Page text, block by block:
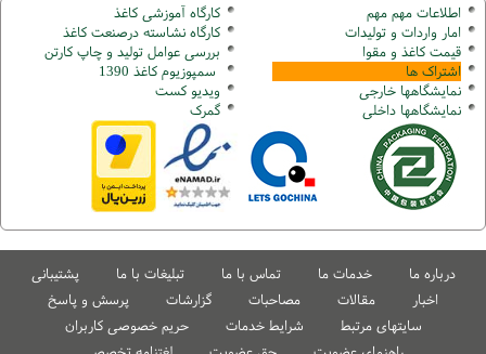
اطلاعات مهم مهم
امار واردات و تولیدات
قیمت کاغذ و مقوا
اشتراک ها
نمایشگاهها خارجی
نمایشگاهها داخلی
کارگاه آموزشی کاغذ
کارگاه نشاسته درصنعت کاغذ
بررسی عوامل تولید و چاپ کارتن
سمپوزیوم کاغذ 1390
ویدیو کست
گمرک
درباره ما خدمات ما تماس با ما تبلیغات با ما
پشتیبانی
اخبار
مقالات مصاحبات گزارشات
پرسش و پاسخ
سایتهای مرتبط
شرایط خدمات
حریم خصوصی کاربران